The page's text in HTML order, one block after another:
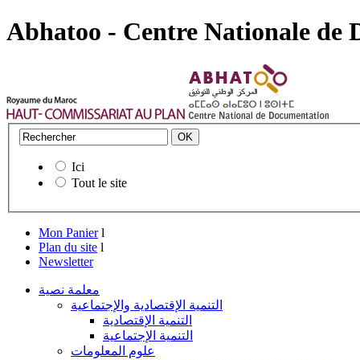
Abhatoo - Centre Nationale de
Ici
Tout le site
Mon Panier l
Plan du site l
Newsletter
معلمة نصية
التنمية الإقتصادية والإجتماعية
التنمية الإقتصادية
التنمية الإجتماعية
علوم المعلومات